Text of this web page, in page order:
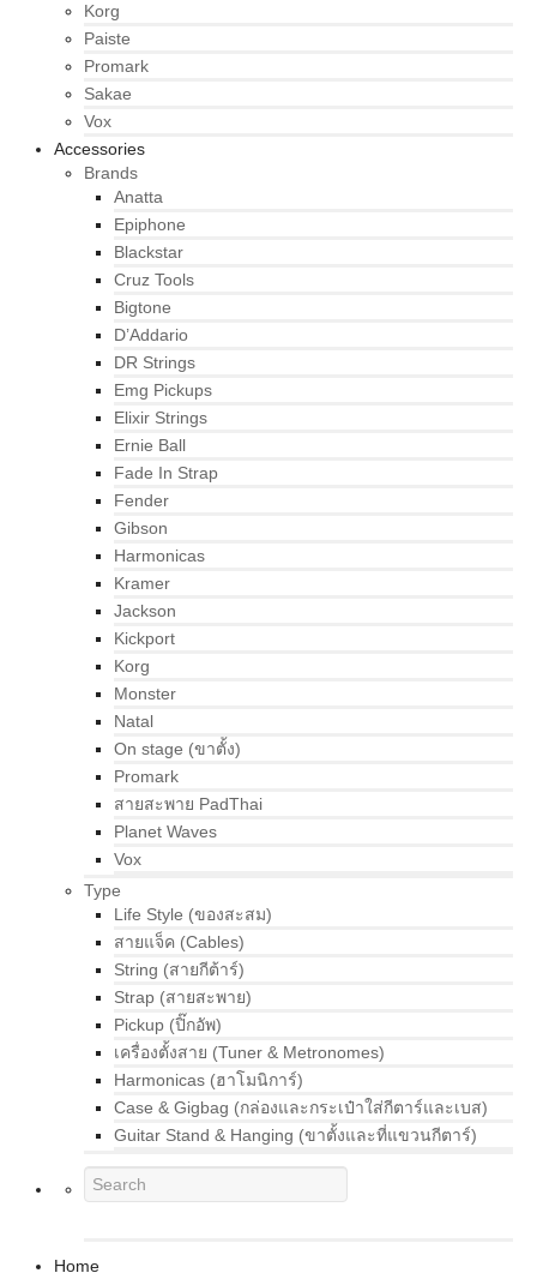
Korg
Paiste
Promark
Sakae
Vox
Accessories
Brands
Anatta
Epiphone
Blackstar
Cruz Tools
Bigtone
D’Addario
DR Strings
Emg Pickups
Elixir Strings
Ernie Ball
Fade In Strap
Fender
Gibson
Harmonicas
Kramer
Jackson
Kickport
Korg
Monster
Natal
On stage (ขาตั้ง)
Promark
สายสะพาย PadThai
Planet Waves
Vox
Type
Life Style (ของสะสม)
สายแจ็ค (Cables)
String (สายกีต้าร์)
Strap (สายสะพาย)
Pickup (ปิ๊กอัพ)
เครื่องตั้งสาย (Tuner & Metronomes)
Harmonicas (ฮาโมนิการ์)
Case & Gigbag (กล่องและกระเป๋าใส่กีตาร์และเบส)
Guitar Stand & Hanging (ขาตั้งและที่แขวนกีตาร์)
Home